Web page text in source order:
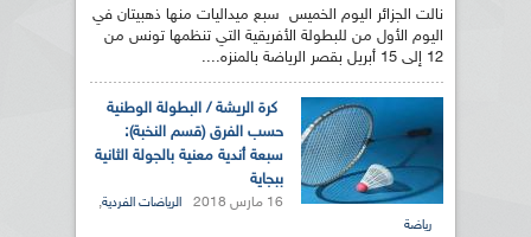
نالت الجزائر اليوم الخميس سبع ميداليات منها ذهبيتان في
اليوم الأول من للبطولة الأفريقية التي تنظمها تونس من
12 إلى 15 أبريل بقصر الرياضة بالمنزه....
كرة الريشة / البطولة الوطنية
حسب الفرق (قسم النخبة):
سبعة أندية معنية بالجولة الثانية
ببجاية
16 مارس 2018 الرياضات الفردية,
رياضة